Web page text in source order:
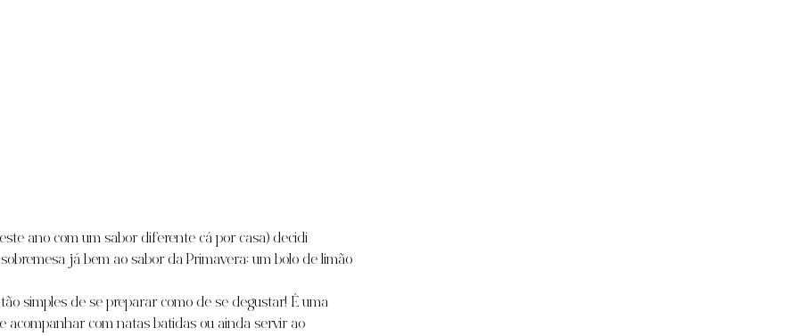
ano com um sabor diferente cá por casa) decidi
já bem ao sabor da Primavera: um bolo de limão
simples de se preparar como de se degustar! É uma
acompanhar com natas batidas ou ainda servir ao